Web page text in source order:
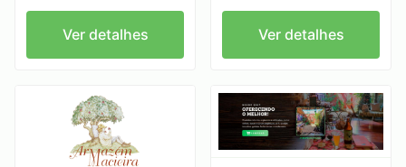
Ver detalhes Ver detalhes